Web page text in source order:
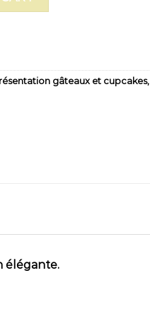
gâteaux et cupcakes,
élégante.